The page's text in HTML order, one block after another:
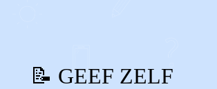
📝 GEEF ZELF